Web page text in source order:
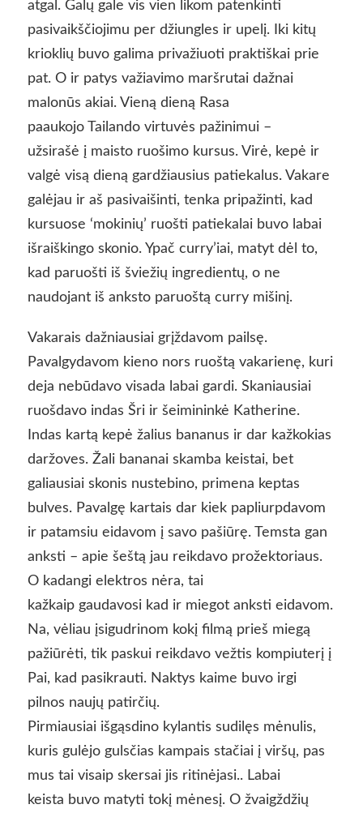
atgal. Galų gale vis vien likom patenkinti
pasivaikščiojimu per džiungles ir upelį. Iki kitų
krioklių buvo galima privažiuoti praktiškai prie
pat. O ir patys važiavimo maršrutai dažnai
malonūs akiai. Vieną dieną Rasa
paaukojo Tailando virtuvės pažinimui –
užsirašė į maisto ruošimo kursus. Virė, kepė ir
valgė visą dieną gardžiausius patiekalus. Vakare
galėjau ir aš pasivaišinti, tenka pripažinti, kad
kursuose ‘mokinių’ ruošti patiekalai buvo labai
išraiškingo skonio. Ypač curry’iai, matyt dėl to,
kad paruošti iš šviežių ingredientų, o ne
naudojant iš anksto paruoštą curry mišinį.
Vakarais dažniausiai grįždavom pailsę.
Pavalgydavom kieno nors ruoštą vakarienę, kuri
deja nebūdavo visada labai gardi. Skaniausiai
ruošdavo indas Šri ir šeimininkė Katherine.
Indas kartą kepė žalius bananus ir dar kažkokias
daržoves. Žali bananai skamba keistai, bet
galiausiai skonis nustebino, primena keptas
bulves. Pavalgę kartais dar kiek papliurpdavom
ir patamsiu eidavom į savo pašiūrę. Temsta gan
anksti – apie šeštą jau reikdavo prožektoriaus.
O kadangi elektros nėra, tai
kažkaip gaudavosi kad ir miegot anksti eidavom.
Na, vėliau įsigudrinom kokį filmą prieš miegą
pažiūrėti, tik paskui reikdavo vežtis kompiuterį į
Pai, kad pasikrauti. Naktys kaime buvo irgi
pilnos naujų patirčių.
Pirmiausiai išgąsdino kylantis sudilęs mėnulis,
kuris gulėjo gulsčias kampais stačiai į viršų, pas
mus tai visaip skersai jis ritinėjasi.. Labai
keista buvo matyti tokį mėnesį. O žvaigždžių